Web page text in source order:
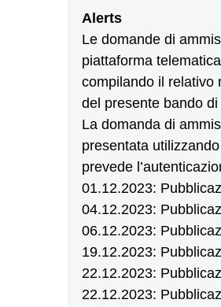
Alerts
Le domande di
piattaforma
compilando il relativo
del presente bando
La domanda di
presentata
prevede
01.12.2023:
04.12.2023:
06.12.2023:
19.12.2023:
22.12.2023:
22.12.2023: